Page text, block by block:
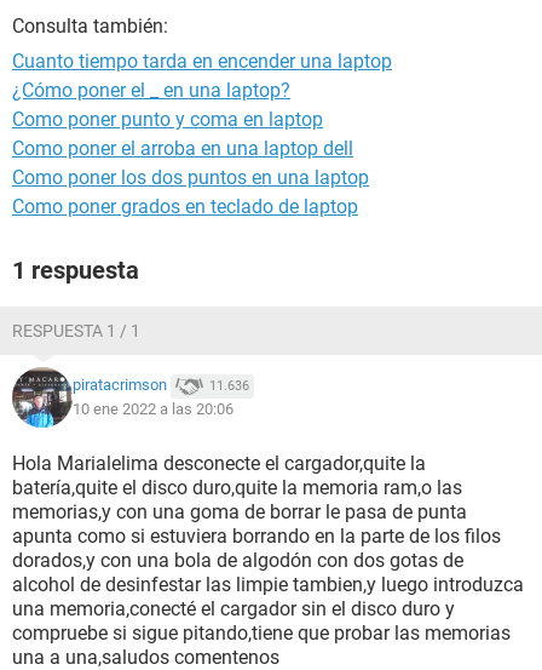
Consulta también:
Cuanto tiempo tarda en encender una laptop
¿Cómo poner el _ en una laptop?
Como poner punto y coma en laptop
Como poner el arroba en una laptop dell
Como poner los dos puntos en una laptop
Como poner grados en teclado de laptop
1 respuesta
RESPUESTA 1 / 1
piratacrimson 11.636
10 ene 2022 a las 20:06
Hola Marialelima desconecte el cargador,quite la
batería,quite el disco duro,quite la memoria ram,o las
memorias,y con una goma de borrar le pasa de punta
apunta como si estuviera borrando en la parte de los filos
dorados,y con una bola de algodón con dos gotas de
alcohol de desinfestar las limpie tambien,y luego introduzca
una memoria,conecté el cargador sin el disco duro y
compruebe si sigue pitando,tiene que probar las memorias
una a una,saludos comentenos